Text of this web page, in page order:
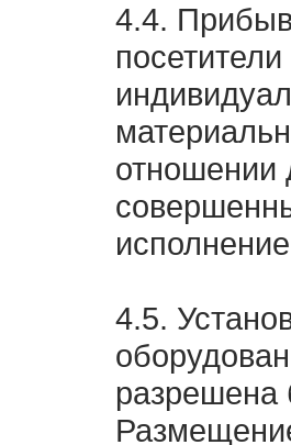
4.4.
посетители
отношении
4.5.
разрешена